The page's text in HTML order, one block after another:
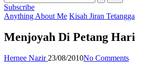
Subscribe
Posted
Anything About Me Kisah Jiran Tetangga
Menjoyah Di Petang Hari
Posted
Hernee Nazir 23/08/2010No Comments